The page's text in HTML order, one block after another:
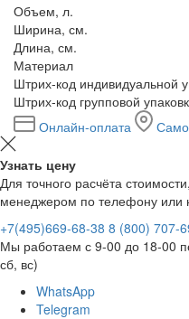
Объем, л.
Ширина, см.
Длина, см.
Материал
Штрих-код индивидуальной
Штрих-код групповой
Онлайн-оплата
Узнать цену
Для точного расчёта
менеджером по телефону или
+7(495)669-68-38 8 (800) 707-
Мы работаем с 9-00 до 18-00
сб, вс)
WhatsApp
Telegram